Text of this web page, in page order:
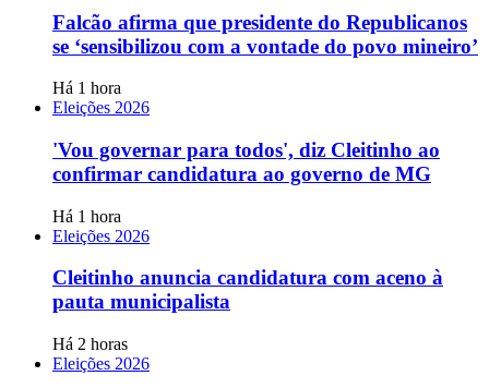
Falcão afirma que presidente do Republicanos
se ‘sensibilizou com a vontade do povo mineiro’
Há 1 hora
Eleições 2026
'Vou governar para todos', diz Cleitinho ao
confirmar candidatura ao governo de MG
Há 1 hora
Eleições 2026
Cleitinho anuncia candidatura com aceno à
pauta municipalista
Há 2 horas
Eleições 2026